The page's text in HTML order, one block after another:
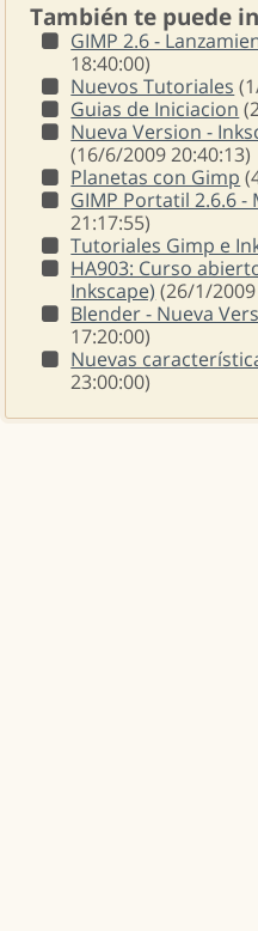
También te puede
GIMP 2.6 -
18:40:00)
Nuevos Tutoriales
Guias de Iniciacion
Nueva Version -
(16/6/2009 20:40:13)
Planetas con Gimp
GIMP Portatil 2.6.6
21:17:55)
Tutoriales Gimp e
HA903: Curso
Inkscape) (26/1/
Blender - Nueva
17:20:00)
Nuevas
23:00:00)